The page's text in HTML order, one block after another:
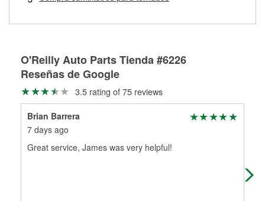
partes de reemplazo correctas para tu reparación.
O'Reilly Auto Parts Tienda #6226
Reseñas de Google
3.5 rating of 75 reviews
Brian Barrera
7 days ago
Great service, James was very helpful!
the